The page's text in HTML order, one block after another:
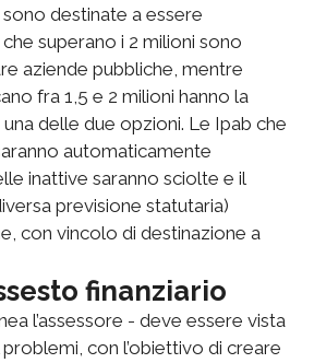
destinate a essere
superano i 2 milioni sono
aziende pubbliche, mentre
fra 1,5 e 2 milioni hanno la
delle due opzioni. Le Ipab che
automaticamente
inattive saranno sciolte e il
previsione statutaria)
con vincolo di destinazione a
finanziario
l’assessore - deve essere vista
con l’obiettivo di creare